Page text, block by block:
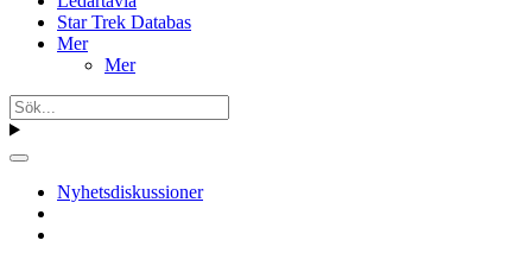
Star Trek Databas
Mer
Mer
Nyhetsdiskussioner